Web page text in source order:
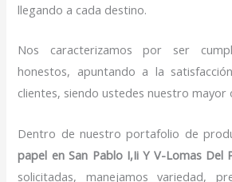
llegando a cada destino.
Nos caracterizamos por ser
honestos, apuntando a la
clientes, siendo ustedes nuestro
Dentro de nuestro portafolio de
papel en San Pablo I,Ii Y V-Lomas Del
solicitadas, manejamos variedad,